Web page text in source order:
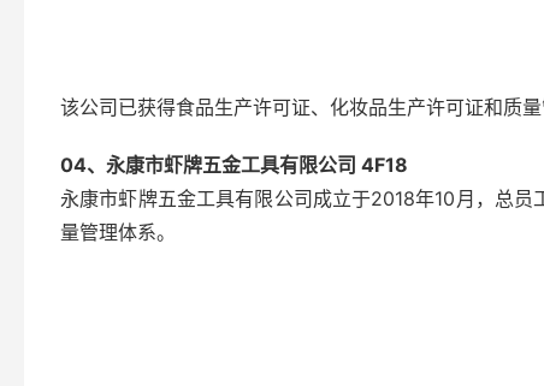
该公司已获得食品生产许可证、化妆品生产许可证和质
04、永康市虾牌五金工具有限公司 4F18
永康市虾牌五金工具有限公司成立于2018年10月，总
量管理体系。